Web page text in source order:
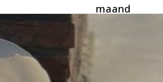
maand